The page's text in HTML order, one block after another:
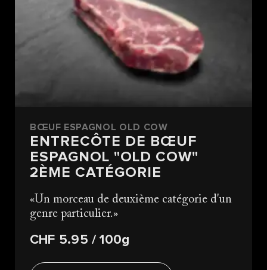
BŒUF ESPAGNOL OLD COW
ENTRECÔTE DE BŒUF
ESPAGNOL "OLD COW"
2ÈME CATÉGORIE
Un morceau de deuxième catégorie d'un
genre particulier.
CHF 5.95 / 100g